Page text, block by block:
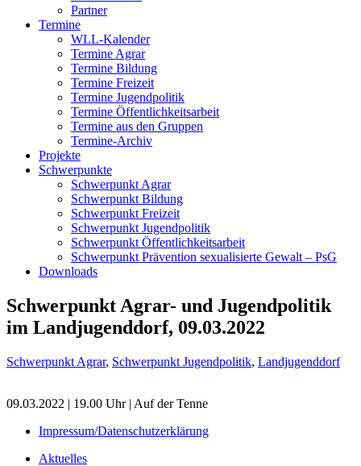
Partner
Termine
WLL-Kalender
Termine Agrar
Termine Bildung
Termine Freizeit
Termine Jugendpolitik
Termine Öffentlichkeitsarbeit
Termine aus den Gruppen
Termine-Archiv
Projekte
Schwerpunkte
Schwerpunkt Agrar
Schwerpunkt Bildung
Schwerpunkt Freizeit
Schwerpunkt Jugendpolitik
Schwerpunkt Öffentlichkeitsarbeit
Schwerpunkt Prävention sexualisierte Gewalt – PsG
Downloads
Schwerpunkt Agrar- und Jugendpolitik
im Landjugenddorf, 09.03.2022
Schwerpunkt Agrar, Schwerpunkt Jugendpolitik, Landjugenddorf
09.03.2022 | 19.00 Uhr | Auf der Tenne
Impressum/Datenschutzerklärung
Aktuelles